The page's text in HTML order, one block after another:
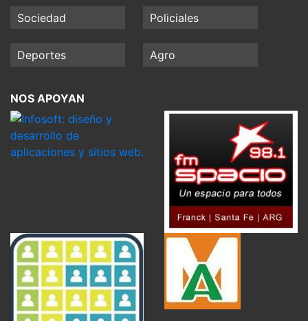
Sociedad Policiales
Deportes Agro
NOS APOYAN